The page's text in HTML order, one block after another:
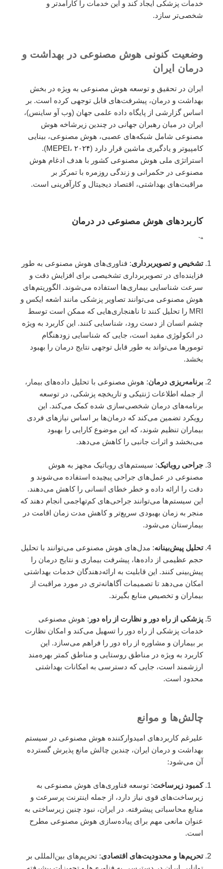
خدمات پزشکی ایجاد کند و این خدمات را کارآمدتر و
شخصی‌تر سازد.
وضعیت کنونی هوش مصنوعی در بهداشت و
درمان ایران
ایران در تحقیق و توسعه هوش مصنوعی به ویژه در بخش
بهداشت و درمان، پیشرفت‌های قابل توجهی کرده است. بر
اساس گزارشی از پایگاه داده علمی جهان (وب آو ساینس)،
ایران در میان رهبران جهانی در چندین زیرشاخه هوش
مصنوعی شامل شبکه‌های عصبی، هوش مصنوعی، بینایی
کامپیوتر و یادگیری ماشین قرار دارد (MEPEI، ۲۰۲۴).
استراتژی ملی هوش مصنوعی کشور با هدف ادغام هوش
مصنوعی در حکمرانی و زندگی روزمره با تمرکز بر
مراقبت‌های بهداشتی، اقتصاد دیجیتال و کارآفرینی است.
کاربردهای هوش مصنوعی در درمان
“`
تشخیص و تصویربرداری: فناوری‌های هوش مصنوعی به طور
فزاینده‌ای در تصویربرداری تشخیصی برای افزایش دقت و
سرعت شناسایی بیماری‌ها استفاده می‌شوند. الگوریتم‌های
هوش مصنوعی می‌توانند تصاویر پزشکی مانند اشعه ایکس و
MRI را تحلیل کنند تا ناهنجاری‌هایی که ممکن است توسط
چشم انسان از دست رود، شناسایی کنند. این کاربرد به ویژه
در انکولوژی مفید است، جایی که شناسایی زودهنگام
تومورها می‌تواند به طور قابل توجهی نتایج درمان را بهبود
بخشد.
برنامه‌ریزی درمان: هوش مصنوعی با تحلیل داده‌های بیمار،
از جمله اطلاعات ژنتیکی و تاریخچه پزشکی، در توسعه
برنامه‌های درمان شخصی‌سازی شده کمک می‌کند. این
رویکرد تضمین می‌کند که درمان‌ها بر اساس نیازهای فردی
بیماران تنظیم شوند، که این موضوع کارایی را بهبود
می‌بخشد و اثرات جانبی را کاهش می‌دهد.
جراحی روباتیک: سیستم‌های روباتیک مجهز به هوش
مصنوعی در عمل‌های جراحی پیچیده استفاده می‌شوند و
دقت را ارائه داده و خطر خطای انسانی را کاهش می‌دهند.
این سیستم‌ها می‌توانند جراحی‌های کم‌تهاجمی انجام دهند که
منجر به زمان بهبودی سریع‌تر و کاهش مدت زمان اقامت در
بیمارستان می‌شود.
تحلیل پیش‌بینانه: مدل‌های هوش مصنوعی می‌توانند با تحلیل
حجم عظیمی از داده‌ها، پیشرفت بیماری و نتایج درمان را
پیش‌بینی کنند. این قابلیت به ارائه‌دهندگان خدمات بهداشتی
امکان می‌دهد تا تصمیمات آگاهانه‌تری در مورد مراقبت از
بیماران و تخصیص منابع بگیرند.
پزشکی از راه دور و نظارت از راه دور : هوش مصنوعی
خدمات پزشکی از راه دور را تسهیل می‌کند و امکان نظارت
بر بیماران و مشاوره از راه دور را فراهم می‌سازد. این
کاربرد به ویژه در مناطق روستایی و مناطق کمتر بهره‌مند
ارزشمند است، جایی که دسترسی به امکانات بهداشتی
محدود است.
چالش‌ها و موانع
علیرغم کاربردهای امیدوارکننده هوش مصنوعی در سیستم
بهداشت و درمان ایران، چندین چالش مانع پذیرش گسترده
آن می‌شود:
کمبود زیرساخت: توسعه فناوری‌های هوش مصنوعی به
زیرساخت‌های قوی نیاز دارد، از جمله اینترنت پرسرعت و
منابع محاسباتی پیشرفته. در ایران، نبود چنین زیرساختی به
عنوان مانعی مهم برای پیاده‌سازی هوش مصنوعی مطرح
است.
تحریم‌ها و محدودیت‌های اقتصادی: تحریم‌های بین‌المللی بر